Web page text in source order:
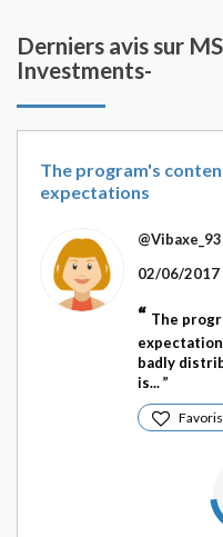
Derniers avis sur
Investments-
The program's
expectations
02/06/2017
The
badly
is...
Favoris